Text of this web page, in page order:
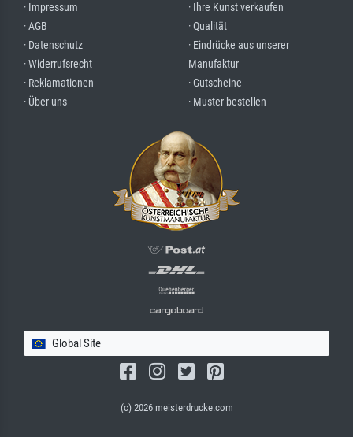
· Impressum
· AGB
· Datenschutz
· Widerrufsrecht
· Reklamationen
· Über uns
· Ihre Kunst verkaufen
· Qualität
· Eindrücke aus unserer
Manufaktur
· Gutscheine
· Muster bestellen
Global Site
(c) 2026 meisterdrucke.com